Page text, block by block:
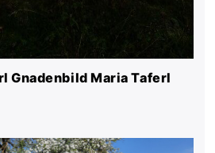
Gnadenbild Maria Taferl